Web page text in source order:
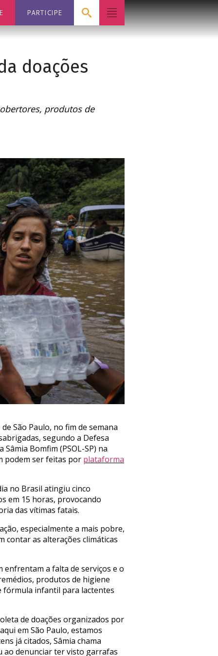
PARTICIPE
doações
produtos de
São Paulo, no fim de semana
segundo a Defesa
Bomfim (PSOL-SP) na
podem ser feitas por plataforma
no Brasil atingiu cinco
em 15 horas, provocando
das vítimas fatais.
especialmente a mais pobre,
contar as alterações climáticas
enfrentam a falta de serviços e o
produtos de higiene
fórmula infantil para lactentes
de doações organizados por
em São Paulo, estamos
já citados, Sâmia chama
ao denunciar ter visto garrafas